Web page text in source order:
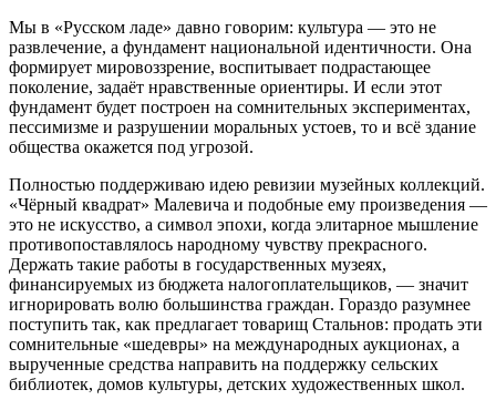
Мы в «Русском ладе» давно говорим: культура — это не
развлечение, а фундамент национальной идентичности. Она
формирует мировоззрение, воспитывает подрастающее
поколение, задаёт нравственные ориентиры. И если этот
фундамент будет построен на сомнительных экспериментах,
пессимизме и разрушении моральных устоев, то и всё здание
общества окажется под угрозой.
Полностью поддерживаю идею ревизии музейных коллекций.
«Чёрный квадрат» Малевича и подобные ему произведения —
это не искусство, а символ эпохи, когда элитарное мышление
противопоставлялось народному чувству прекрасного.
Держать такие работы в государственных музеях,
финансируемых из бюджета налогоплательщиков, — значит
игнорировать волю большинства граждан. Гораздо разумнее
поступить так, как предлагает товарищ Стальнов: продать эти
сомнительные «шедевры» на международных аукционах, а
вырученные средства направить на поддержку сельских
библиотек, домов культуры, детских художественных школ.